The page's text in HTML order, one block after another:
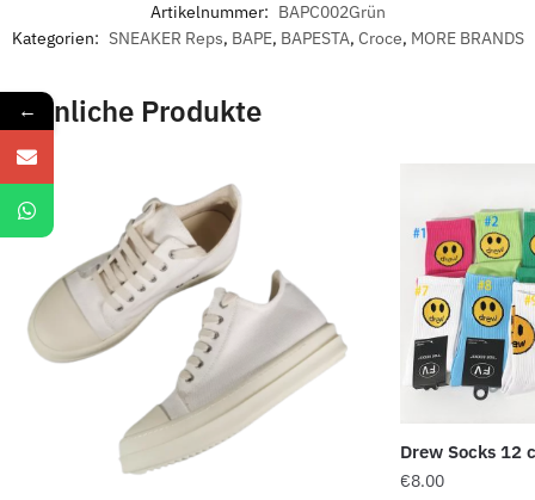
ABC
Grün
Menge
Artikelnummer: BAPC002Grün
Kategorien: SNEAKER Reps, BAPE, BAPESTA, Croce, MORE BRANDS
Ähnliche Produkte
Drew Socks 12
€8.00
←